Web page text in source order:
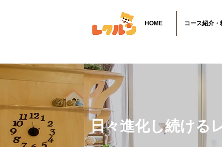
HOME コース紹介・
日々進化し続ける